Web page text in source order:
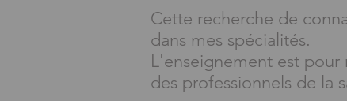
Cette recherche de
dans mes spécialités.
L'enseignement est pour
des professionnels de la